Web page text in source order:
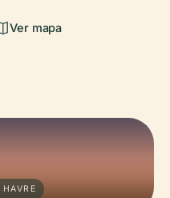
Ver mapa